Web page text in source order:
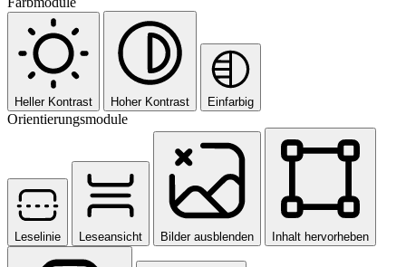
Heller Kontrast Hoher Kontrast Einfarbig
Orientierungsmodule
Leselinie Leseansicht Bilder ausblenden Inhalt hervorheben